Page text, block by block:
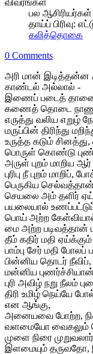
பல ஆசிரியர்கள்
தாய்ப் பிரிவு:
கலித்தொகை
0 Comments
அரி மான் இடித்தன்ன
காண்டல் அல்லால் -
இணைப் படைத் தானை
கணைத் தொடை
எருத்து வலிய எறுழ்
மருப்பின் திரிந்து
உருத்த கடும்
பொருள் கொண்டு
அருள் புறம் மாறிய
புரிபு நீ புறம்
பெருகிய
செயலை அம் தளிர்
பயலையால்
பொய் அற்ற
மை அற்ற படிவத்தான்
தீம் கதிர் மதி
பாம்பு சேர் மதி
பின்னிய தொடர் நீவிப்,
மன்னிய
புரி அவிழ் நறு நீலம்
திரி உமிழ் நெய்யே
என ஆங்கு,
அனையவை போற்ற,
வளமையோ வைகலும்
முளை நிரை
இளமையும் தருவதோ,